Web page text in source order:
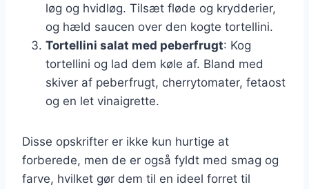
løg og hvidløg. Tilsæt fløde og krydderier,
og hæld saucen over den kogte tortellini.
Tortellini salat med peberfrugt: Kog
tortellini og lad dem køle af. Bland med
skiver af peberfrugt, cherrytomater, fetaost
og en let vinaigrette.
Disse opskrifter er ikke kun hurtige at
forberede, men de er også fyldt med smag og
farve, hvilket gør dem til en ideel forret til